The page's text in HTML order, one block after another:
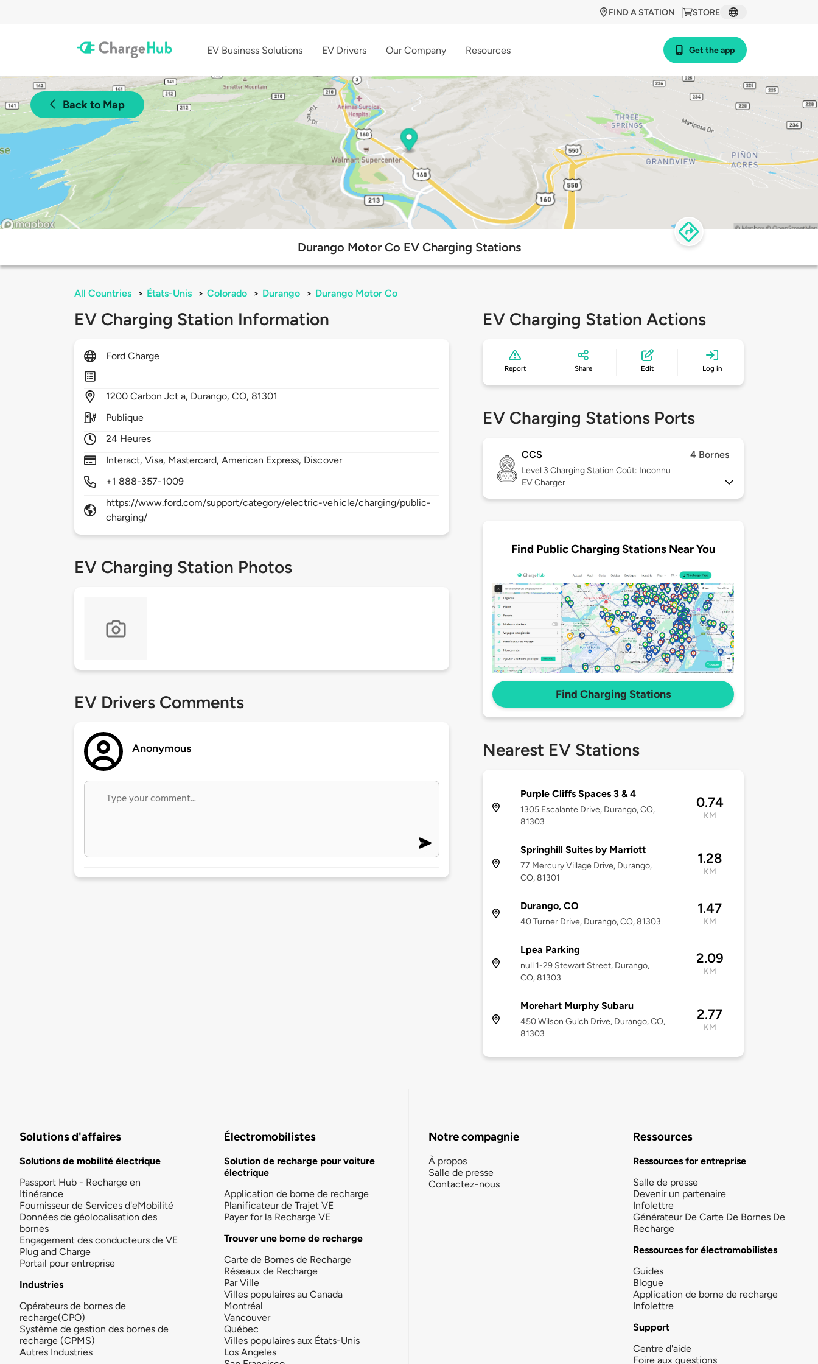
STORE
FIND A STATION
EV Business Solutions EV Drivers Our Company Resources Get the app
Back to Map
Durango Motor Co EV Charging Stations
All Countries > États-Unis > Colorado > Durango > Durango Motor Co
EV Charging Station Information
Ford Charge
1200Carbon Jct a, Durango,CO, 81301
Publique
24 Heures
Interact, Visa, Mastercard, American Express, Discover
+1 888-357-1009
https://www.ford.com/support/category/electric-vehicle/charging/public-
charging/
EV Charging Station Photos
EV Drivers Comments
Anonymous
EV Charging Station Actions
Report Share Edit Log in
EV Charging Stations Ports
CCS 4 Bornes
Level 3 Charging Station Coût: Inconnu
EV Charger
Find Public Charging Stations Near You
Find Charging Stations
Nearest EV Stations
Purple Cliffs Spaces 3 & 4
1305 Escalante Drive, Durango, CO,
81303
0.74
KM
Springhill Suites by Marriott
77 Mercury Village Drive, Durango,
CO, 81301
1.28
KM
Durango, CO
40 Turner Drive, Durango, CO, 81303
1.47
KM
Lpea Parking
null 1-29 Stewart Street, Durango,
CO, 81303
2.09
KM
Morehart Murphy Subaru
450 Wilson Gulch Drive, Durango, CO,
81303
2.77
KM
Solutions d'affaires
Solutions de mobilité électrique
Passport Hub - Recharge en
Itinérance
Fournisseur de Services d'eMobilité
Données de géolocalisation des
bornes
Engagement des conducteurs de VE
Plug and Charge
Portail pour entreprise
Industries
Opérateurs de bornes de
recharge(CPO)
Système de gestion des bornes de
recharge (CPMS)
Autres Industries
Électromobilistes
Solution de recharge pour voiture
électrique
Application de borne de recharge
Planificateur de Trajet VE
Payer for la Recharge VE
Trouver une borne de recharge
Carte de Bornes de Recharge
Réseaux de Recharge
Par Ville
Villes populaires au Canada
Montréal
Vancouver
Québec
Villes populaires aux États-Unis
Los Angeles
Notre compagnie
À propos
Salle de presse
Contactez-nous
Ressources
Ressources for entreprise
Salle de presse
Devenir un partenaire
Infolettre
Générateur De Carte De Bornes De
Recharge
Ressources for électromobilistes
Guides
Blogue
Application de borne de recharge
Infolettre
Support
Centre d'aide
Foire aux questions